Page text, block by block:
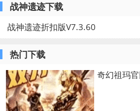
战神遗迹下载
战神遗迹折扣版V7.3.60
热门下载
奇幻祖玛